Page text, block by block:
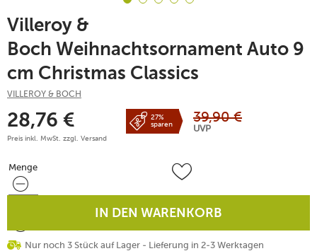
Villeroy &
Boch Weihnachtsornament Auto 9
cm Christmas Classics
VILLEROY & BOCH
28,76 €
Preis inkl. MwSt. zzgl. Versand
27%
sparen
39,90 €
UVP
Menge
Menge
IN DEN WARENKORB
Nur noch 3 Stück auf Lager - Lieferung in 2-3 Werktagen